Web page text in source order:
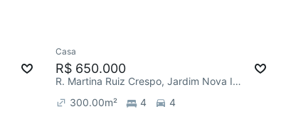
Casa
R$ 650.000
R. Martina Ruiz Crespo, Jardim Nova Ipanema
300.00m² 4 4